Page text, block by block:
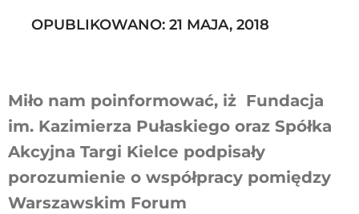
OPUBLIKOWANO: 21 MAJA, 2018
Miło nam poinformować, iż Fundacja
im. Kazimierza Pułaskiego oraz Spółka
Akcyjna Targi Kielce podpisały
porozumienie o współpracy pomiędzy
Warszawskim Forum